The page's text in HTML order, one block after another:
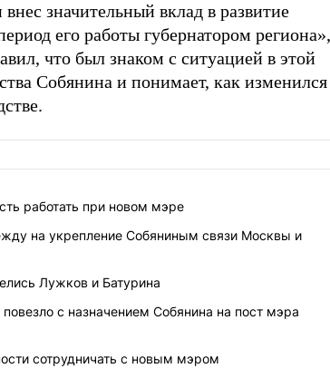
значительный вклад в развитие
его работы губернатором
что был знаком с ситуацией в этой
Собянина и понимает, как изменился
работать при новом мэре
на укрепление Собяниным связи Москвы и
Лужков и Батурина
с назначением Собянина на пост мэра
сотрудничать с новым мэром